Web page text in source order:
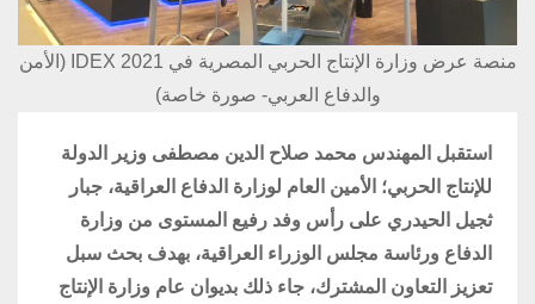
منصة عرض وزارة الإنتاج الحربي المصرية في IDEX 2021 (الأمن
والدفاع العربي- صورة خاصة)
استقبل المهندس محمد صلاح الدين مصطفى وزير الدولة
للإنتاج الحربي؛ الأمين العام لوزارة الدفاع العراقية، جبار
ثجيل الحيدري على رأس وفد رفيع المستوى من وزارة
الدفاع ورئاسة مجلس الوزراء العراقية، بهدف بحث سبل
تعزيز التعاون المشترك، جاء ذلك بديوان عام وزارة الإنتاج